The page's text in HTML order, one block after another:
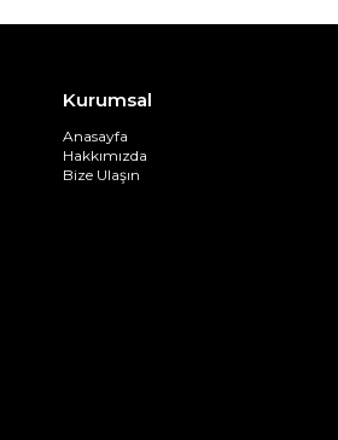
Kurumsal
Anasayfa
Hakkımızda
Bize Ulaşın